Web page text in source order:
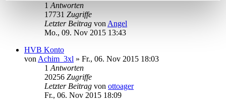
1 Antworten
17731 Zugriffe
Letzter Beitrag von Angel
Mo., 09. Nov 2015 13:43
HVB Konto
von Achim_3xl » Fr., 06. Nov 2015 18:03
1 Antworten
20256 Zugriffe
Letzter Beitrag von ottoager
Fr., 06. Nov 2015 18:09